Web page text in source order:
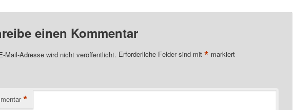
einen Kommentar
Mail-Adresse wird nicht veröffentlicht. Erforderliche Felder sind mit * markiert
*